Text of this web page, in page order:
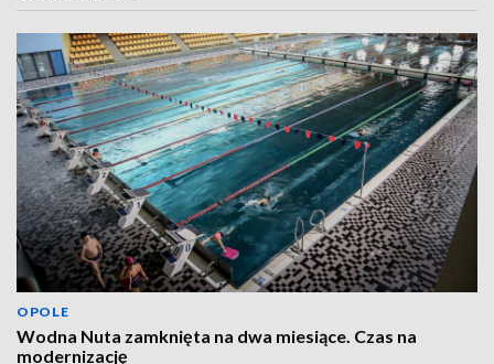
OPOLE
Wodna Nuta zamknięta na dwa miesiące. Czas na
modernizację